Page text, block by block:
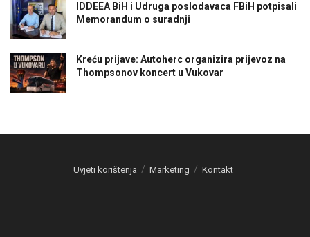
IDDEEA BiH i Udruga poslodavaca FBiH potpisali
Memorandum o suradnji
Kreću prijave: Autoherc organizira prijevoz na
Thompsonov koncert u Vukovar
Uvjeti korištenja Marketing Kontakt